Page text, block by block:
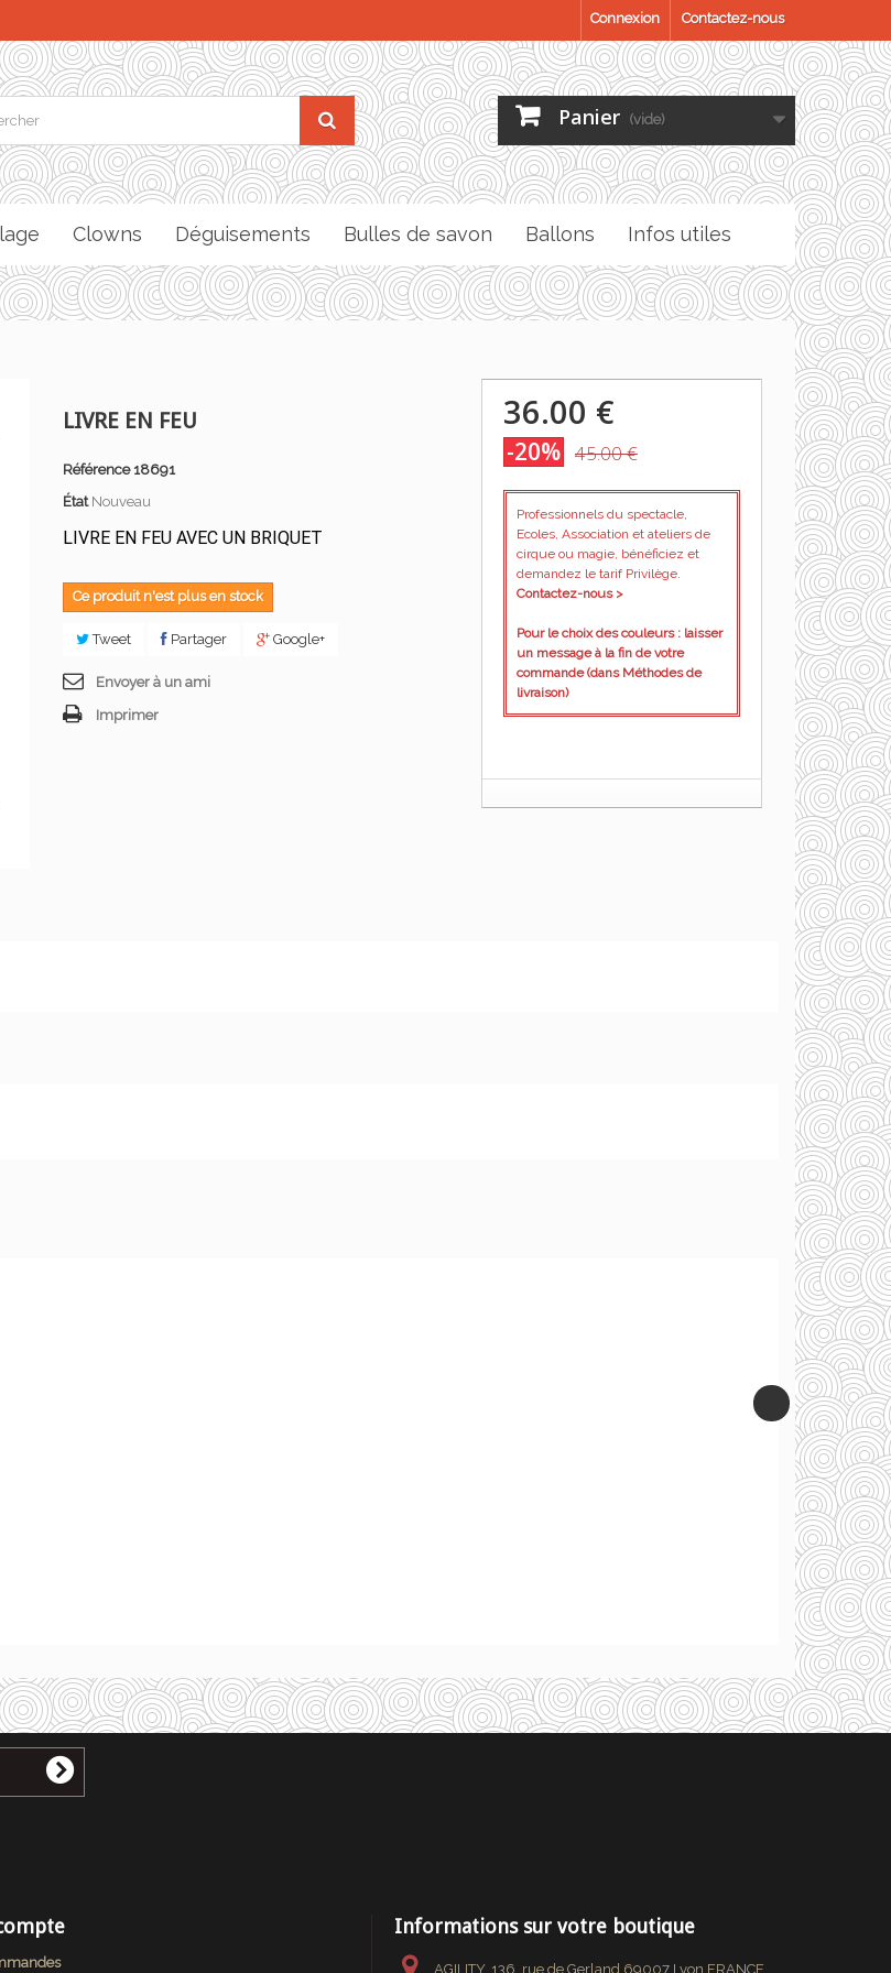
Contactez-nous
Connexion
Panier (vide)
Clowns Déguisements Bulles de savon Ballons Infos utiles
LIVRE EN FEU
Référence 18691
État Nouveau
LIVRE EN FEU AVEC UN BRIQUET
Ce produit n'est plus en stock
Tweet Partager Google+
Envoyer à un ami
Imprimer
36.00 €
-20% 45.00 €
Professionnels du spectacle,
Ecoles, Association et ateliers de
cirque ou magie, bénéficiez et
demandez le tarif Privilège.
Contactez-nous >
Pour le choix des couleurs : laisser
un message à la fin de votre
commande (dans Méthodes de
livraison)
Informations sur votre boutique
AGILITY, 136, rue de Gerland 69007 Lyon FRANCE